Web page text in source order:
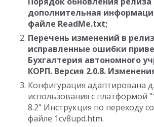
дополнительная
файле ReadMe.txt;
Перечень изменений в
исправленные ошибки
Бухгалтерия автономного
КОРП. Версия 2.0.8.
Конфигурация адаптирована
использования с платформой
8.2" Инструкция по переходу
файле 1cv8upd.htm.